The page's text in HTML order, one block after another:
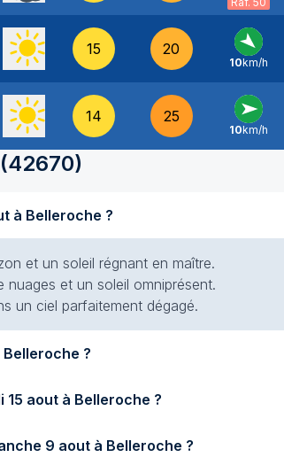
15 20
NO -
10km/h
14 25
O -
10km/h
(42670)
il aujourd'hui vendredi 7 aout à Belleroche ?
et un soleil régnant en maître.
nuages et un soleil omniprésent.
un ciel parfaitement dégagé.
samedi 8 aout à Belleroche ?
t-il samedi prochain samedi 15 aout à Belleroche ?
Quel temps fera-t-il dimanche prochain dimanche 9 aout à Belleroche ?